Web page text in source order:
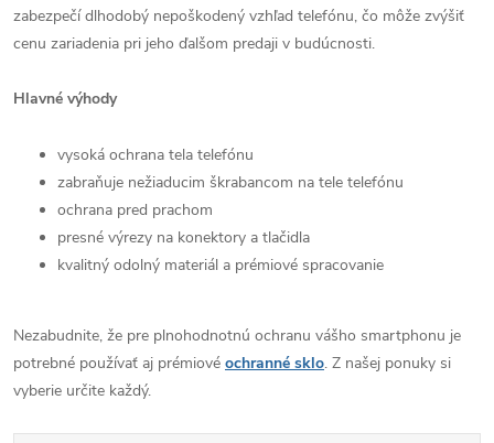
zabezpečí dlhodobý nepoškodený vzhľad telefónu, čo môže zvýšiť
cenu zariadenia pri jeho ďalšom predaji v budúcnosti.
Hlavné výhody
vysoká ochrana tela telefónu
zabraňuje nežiaducim škrabancom na tele telefónu
ochrana pred prachom
presné výrezy na konektory a tlačidla
kvalitný odolný materiál a prémiové spracovanie
Nezabudnite, že pre plnohodnotnú ochranu vášho smartphonu je
potrebné používať aj prémiové ochranné sklo. Z našej ponuky si
vyberie určite každý.